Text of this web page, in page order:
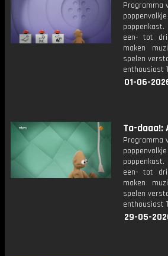
Programma
een- tot
maken
spelen
enthousiast
01-06-
Ta-daaa!:
Programma
een- tot
maken
spelen
enthousiast
29-05-